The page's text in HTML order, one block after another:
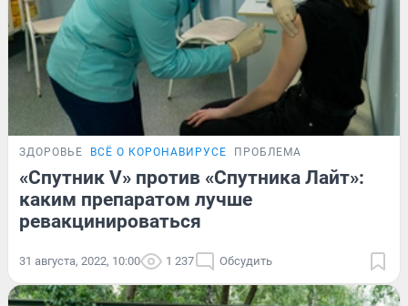
ЗДОРОВЬЕ ВСЁ О КОРОНАВИРУСЕ ПРОБЛЕМА
«Спутник V» против «Спутника Лайт»:
каким препаратом лучше
ревакцинироваться
31 августа, 2022, 10:00 1 237 Обсудить